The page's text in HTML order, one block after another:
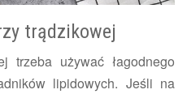
trądzikowej
trzeba używać łagodnego
lipidowych. Jeśli na